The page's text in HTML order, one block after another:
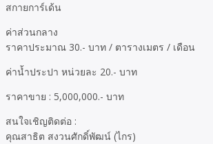
สกายการ์เด้น
ค่าส่วนกลาง
ราคาประมาณ 30.- บาท / ตารางเมตร / เดือน
ค่าน้ำประปา หน่วยละ 20.- บาท
ราคาขาย : 5,000,000.- บาท
สนใจเชิญติดต่อ :
คุณสาธิต สงวนศักดิ์พัฒน์ (ไกร)